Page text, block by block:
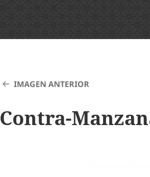
IMAGEN ANTERIOR
Contra-